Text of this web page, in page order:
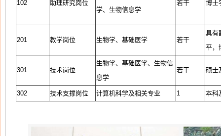
102
助理研究岗位
学、生物信息学
若干 博士
201 教学岗位 生物学、基础医学 若干
具有
平，
301 技术岗位
生物学、基础医学、生物信
息学
若干 硕士
302 技术支撑岗位 计算机科学及相关专业 1 本科